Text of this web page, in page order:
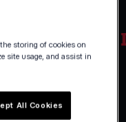
storing of cookies on
site usage, and assist in
All Cookies